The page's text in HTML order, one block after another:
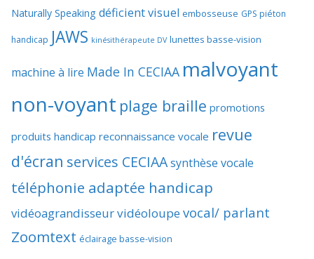
Naturally Speaking déficient visuel embosseuse GPS piéton
handicap JAWS kinésithérapeute DV lunettes basse-vision
machine à lire Made In CECIAA malvoyant
non-voyant plage braille promotions
produits handicap reconnaissance vocale revue
d'écran services CECIAAsynthèse vocale
téléphonie adaptée handicap
vidéoagrandisseurvidéoloupevocal/ parlant
Zoomtext éclairage basse-vision